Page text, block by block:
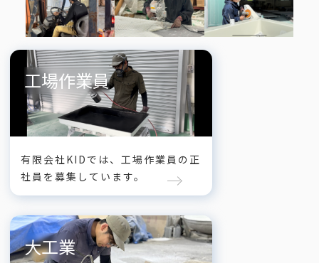
工場作業員
有限会社KIDでは、工場作業員の正
社員を募集しています。
大工業